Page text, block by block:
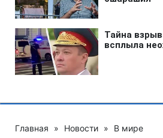
Главная » Новости » В мире